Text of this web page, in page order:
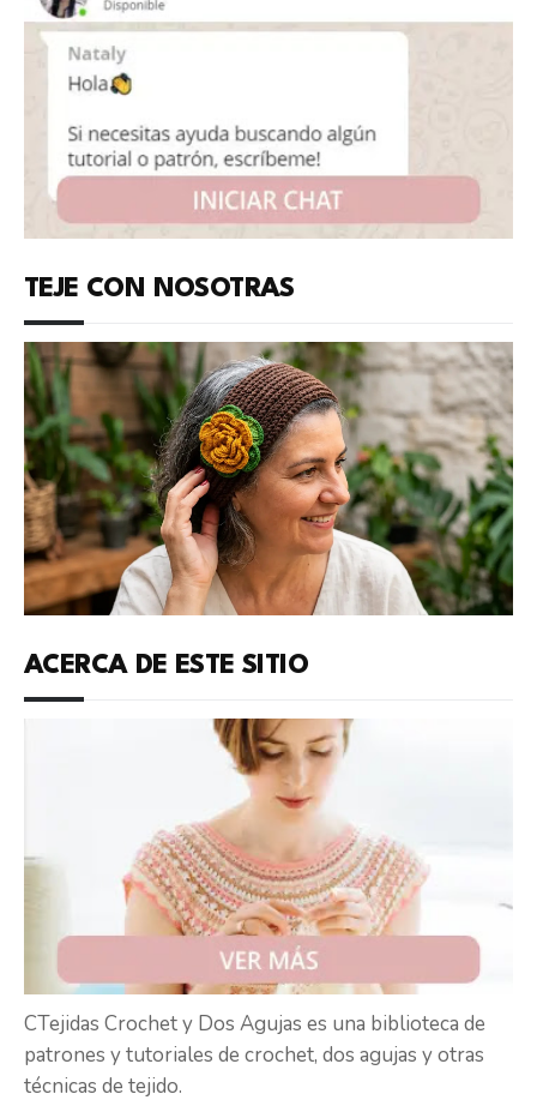
TEJE CON NOSOTRAS
ACERCA DE ESTE SITIO
CTejidas Crochet y Dos Agujas es una biblioteca de
patrones y tutoriales de crochet, dos agujas y otras
técnicas de tejido.